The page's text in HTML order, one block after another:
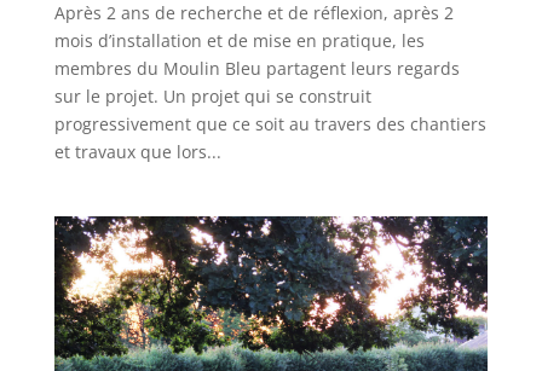
Après 2 ans de recherche et de réflexion, après 2
mois d’installation et de mise en pratique, les
membres du Moulin Bleu partagent leurs regards
sur le projet. Un projet qui se construit
progressivement que ce soit au travers des chantiers
et travaux que lors...